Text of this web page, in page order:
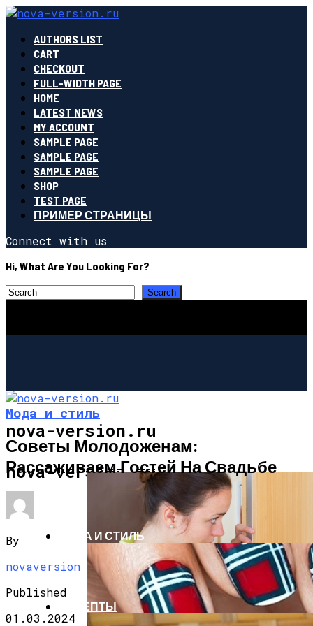
AUTHORS LIST
CART
CHECKOUT
FULL-WIDTH PAGE
HOME
LATEST NEWS
MY ACCOUNT
SAMPLE PAGE
SAMPLE PAGE
SAMPLE PAGE
SHOP
TEST PAGE
ПРИМЕР СТРАНИЦЫ
Connect with us
Hi, What Are You Looking For?
nova-version.ru
nova-version.ru
ИНТЕРЕСНОЕ И ПОЗНАВАТЕЛЬНОЕ
МОДА И СТИЛЬ
РЕЦЕПТЫ
Мода и стиль
Советы Молодоженам:
Рассаживаем Гостей На Свадьбе
By
novaversion
Published
01.03.2024